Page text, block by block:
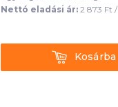
Nettó eladási ár: 2 873 Ft /
KosárbaKosárba